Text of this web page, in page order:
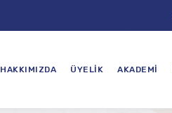
HAKKIMIZDA ÜYELIK AKADEMI